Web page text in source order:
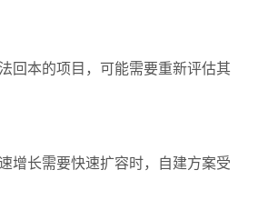
回本的项目，可能需要重新评估其
增长需要快速扩容时，自建方案受